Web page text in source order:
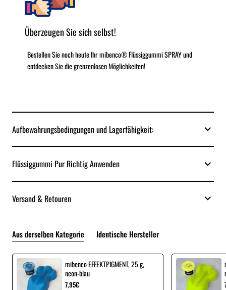
Überzeugen Sie sich selbst!
Bestellen Sie noch heute Ihr mibenco® Flüssiggummi SPRAY und
entdecken Sie die grenzenlosen Möglichkeiten!
Aufbewahrungsbedingungen und Lagerfähigkeit:
Flüssiggummi Pur Richtig Anwenden
Versand & Retouren
Aus derselben Kategorie Identische Hersteller
mibenco EFFEKTPIGMENT, 25 g,
neon-blau
7,95€